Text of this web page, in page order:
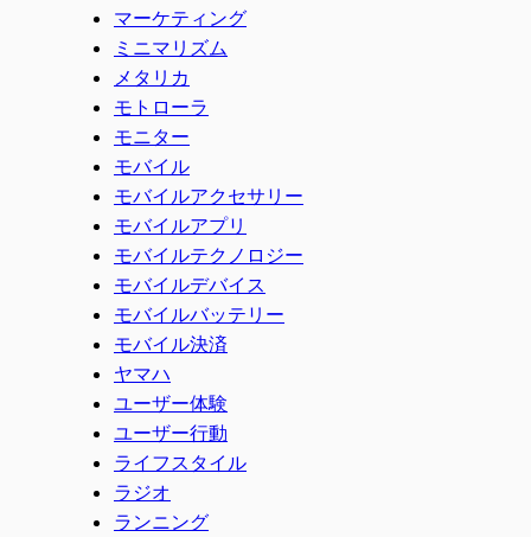
マーケティング
ミニマリズム
メタリカ
モトローラ
モニター
モバイル
モバイルアクセサリー
モバイルアプリ
モバイルテクノロジー
モバイルデバイス
モバイルバッテリー
モバイル決済
ヤマハ
ユーザー体験
ユーザー行動
ライフスタイル
ラジオ
ランニング